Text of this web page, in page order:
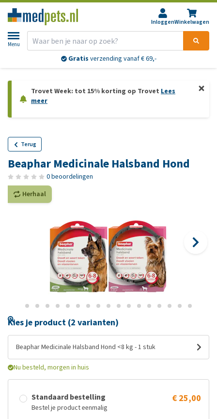
InloggenWinkelwagen
Menu
Gratis verzending vanaf € 69,-
Trovet Week: tot 15% korting op Trovet Lees
meer
Terug
Beaphar Medicinale Halsband Hond
0 beoordelingen
Herhaal
Kies je product (2 varianten)
Beaphar Medicinale Halsband Hond <8 kg - 1 stuk
Nu besteld, morgen in huis
Standaard bestelling
Bestel je product eenmalig
€ 25,00